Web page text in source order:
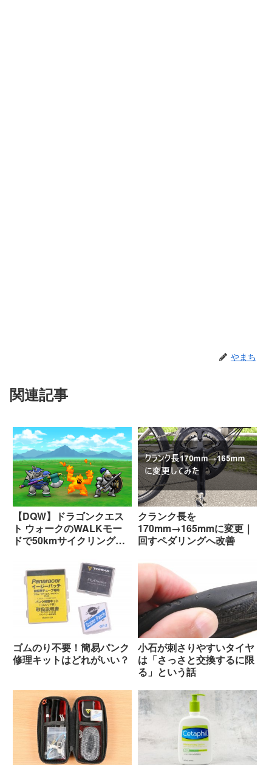
やまち
関連記事
【DQW】ドラゴンクエス
ト ウォークのWALKモー
ドで50kmサイクリングし
クランク長を
170mm→165mmに変更｜
回すペダリングへ改善
ゴムのり不要！簡易パンク
修理キットはどれがいい？
小石が刺さりやすいタイヤ
は「さっさと交換するに限
る」という話